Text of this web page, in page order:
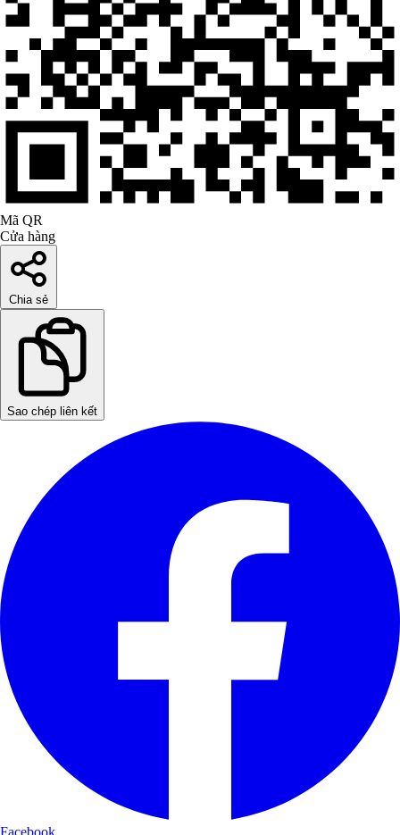
Mã QR
Cửa hàng
Chia sẻ
Sao chép liên kết